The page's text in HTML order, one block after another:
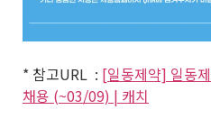
* 참고URL : [일동제약] 일동
채용 (~03/09) | 캐치